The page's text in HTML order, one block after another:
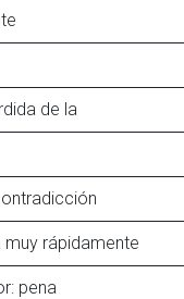
de la
rápidamente
pena